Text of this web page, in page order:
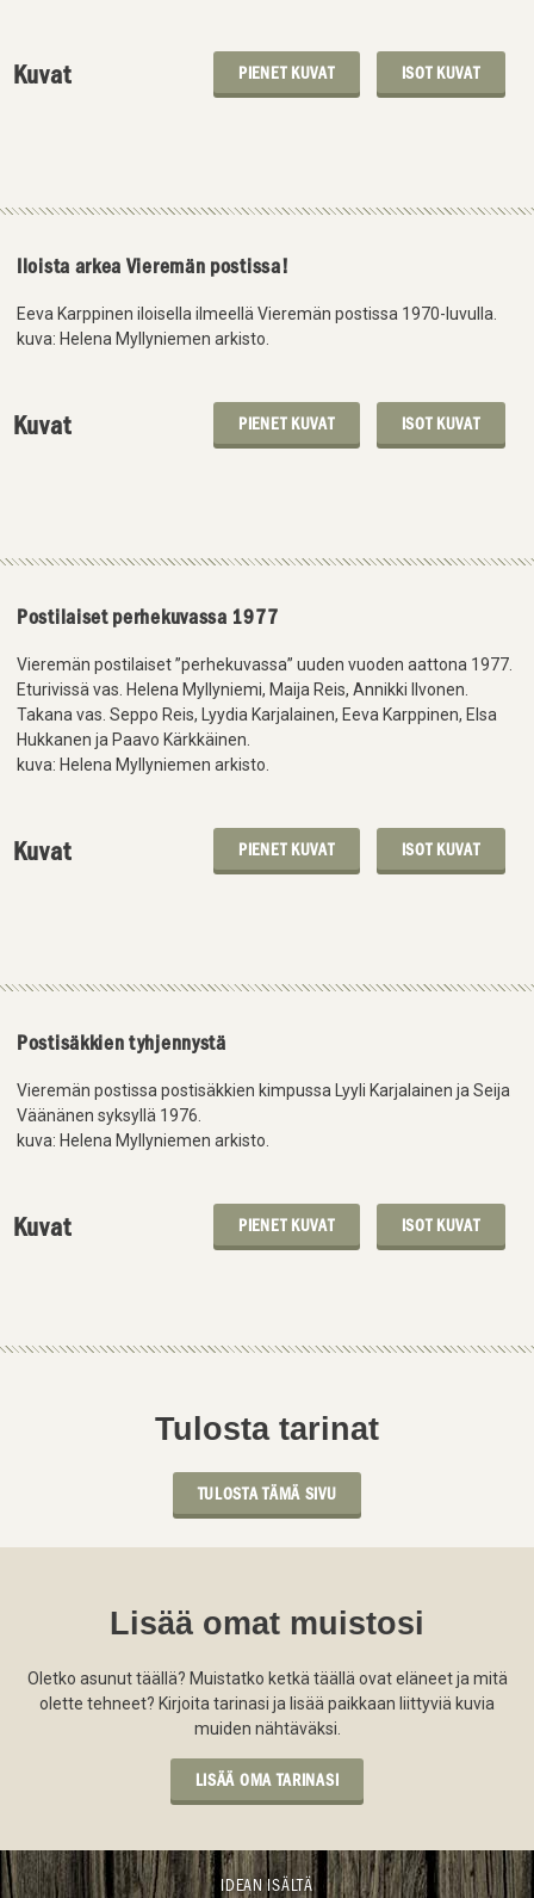
Kuvat PIENET KUVAT ISOT KUVAT
Iloista arkea Vieremän postissa!
Eeva Karppinen iloisella ilmeellä Vieremän postissa 1970-luvulla.
kuva: Helena Myllyniemen arkisto.
Kuvat PIENET KUVAT ISOT KUVAT
Postilaiset perhekuvassa 1977
Vieremän postilaiset ”perhekuvassa” uuden vuoden aattona 1977.
Eturivissä vas. Helena Myllyniemi, Maija Reis, Annikki Ilvonen.
Takana vas. Seppo Reis, Lyydia Karjalainen, Eeva Karppinen, Elsa
Hukkanen ja Paavo Kärkkäinen.
kuva: Helena Myllyniemen arkisto.
Kuvat PIENET KUVAT ISOT KUVAT
Postisäkkien tyhjennystä
Vieremän postissa postisäkkien kimpussa Lyyli Karjalainen ja Seija
Väänänen syksyllä 1976.
kuva: Helena Myllyniemen arkisto.
Kuvat PIENET KUVAT ISOT KUVAT
Tulosta tarinat
TULOSTA TÄMÄ SIVU
Lisää omat muistosi
Oletko asunut täällä? Muistatko ketkä täällä ovat eläneet ja mitä
olette tehneet? Kirjoita tarinasi ja lisää paikkaan liittyviä kuvia
muiden nähtäväksi.
LISÄÄ OMA TARINASI
IDEAN ISÄLTÄ